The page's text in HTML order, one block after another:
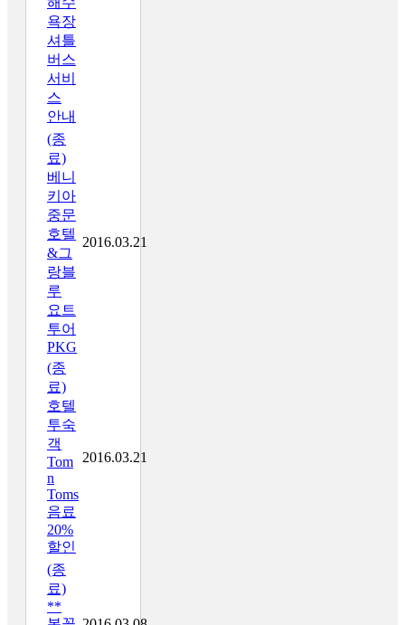
욕장
셔틀
버스
서비
스
안내
(종
료)
베니
키아
중문
호텔
&그
랑블
루
요트
투어
PKG
2016.03.21
(종
료)
호텔
투숙
객
Tom
n
Toms
음료
20%
할인
2016.03.21
(종
료)
**